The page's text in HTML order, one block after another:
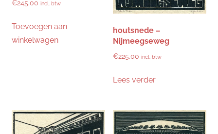
€245.00 incl. btw
Toevoegen aan
winkelwagen
houtsnede –
Nijmeegseweg
€225.00 incl. btw
Lees verder